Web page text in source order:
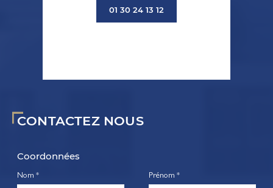
CONTACTEZ NOUS
Coordonnées
Nom * Prénom *
01 30 24 13 12